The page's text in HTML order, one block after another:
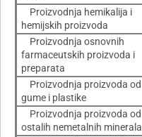
Proizvodnja hemikalija i
hemijskih proizvoda
Proizvodnja osnovnih
farmaceutskih proizvoda i
preparata
Proizvodnja proizvoda od
gume i plastike
Proizvodnja proizvoda od
ostalih nemetalnih minerala